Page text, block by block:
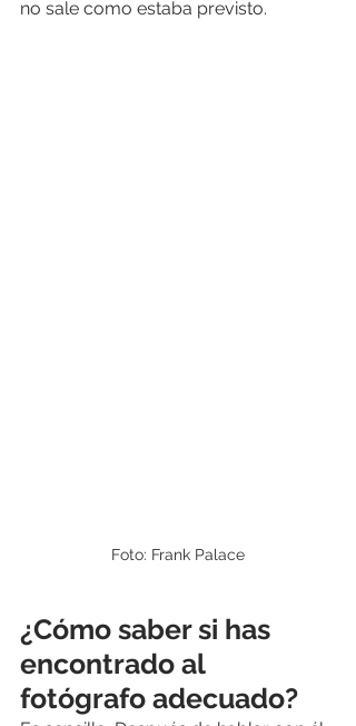
no sale como estaba previsto.
Foto: Frank Palace
¿Cómo saber si has
encontrado al
fotógrafo adecuado?